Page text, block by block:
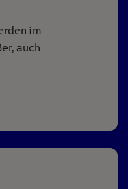
im
auch